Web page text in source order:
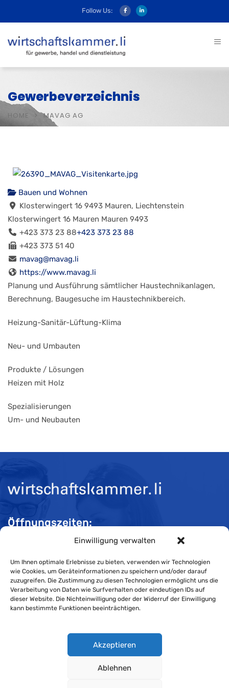
Einwilligung verwalten
Um Ihnen optimale Erlebnisse zu bieten, verwenden wir Technologien
wie Cookies, um Geräteinformationen zu speichern und/oder darauf
zuzugreifen. Die Zustimmung zu diesen Technologien ermöglicht uns die
Verarbeitung von Daten wie Surfverhalten oder eindeutigen IDs auf
dieser Website. Die Nichteinwilligung oder der Widerruf der Einwilligung
kann bestimmte Funktionen beeinträchtigen.
Akzeptieren
Ablehnen
Follow Us:
Gewerbeverzeichnis
HOME MAVAG AG
Bauen und Wohnen
Klosterwingert 16 9493 Mauren, Liechtenstein
Klosterwingert 16 Mauren Mauren 9493
+423 373 23 88+423 373 23 88
+423 373 51 40
mavag@mavag.li
https://www.mavag.li
Planung und Ausführung sämtlicher Haustechnikanlagen,
Berechnung, Baugesuche im Haustechnikbereich.
Heizung-Sanitär-Lüftung-Klima
Neu- und Umbauten
Produkte / Lösungen
Heizen mit Holz
Spezialisierungen
Um- und Neubauten
Öffnungszeiten:
Mo-Do 08:00 bis 11:30 und 13:30 bis 16:30 Uhr
Fr 08:00 bis 11:30 und 13:30 bis 16:00 Uhr
Impressum
Cookie-Richtlinie